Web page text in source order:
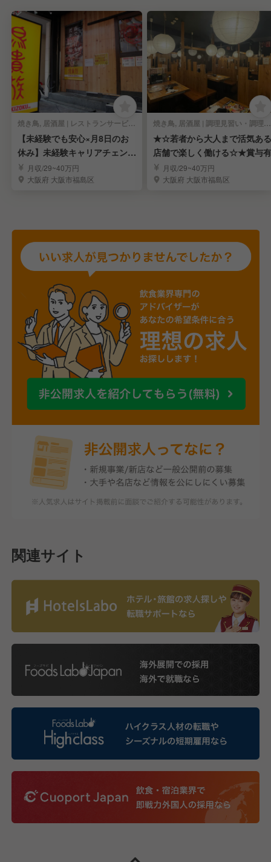
焼き鳥, 居酒屋 | レストランサービス・ホールスタッフ
【未経験でも安心×月8日のお
休み】未経験キャリアチェンジ
も魅力♪人柄重視
月収/29~40万円
大阪府 大阪市福島区
焼き鳥, 居酒屋 | 調理見習い・調理補助
★☆若者から大人まで活気ある
店舗で楽しく働ける☆★賞与有
月収/29~40万円
大阪府 大阪市福島区
関連サイト